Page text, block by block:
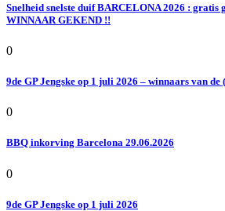
Snelheid snelste duif BARCELONA 2026 : gratis
WINNAAR GEKEND !!
0
9de GP Jengske op 1 juli 2026 – winnaars van
0
BBQ inkorving Barcelona 29.06.2026
0
9de GP Jengske op 1 juli 2026